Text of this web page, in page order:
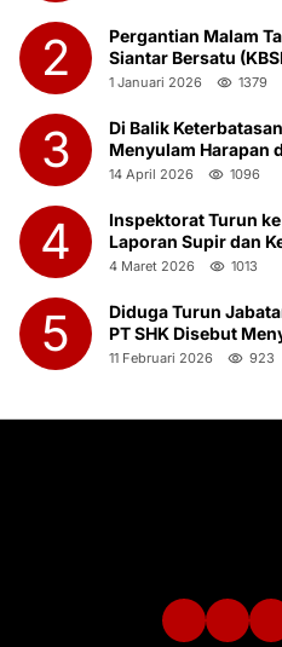
2
Pergantian Malam
Siantar Bersatu
1 Januari 2026 1379
3
Di Balik
Menyulam Harapan
Terlupakan
14 April 2026 1096
4
Inspektorat Turun
Laporan Supir dan
Botot Saat Jam Kerja
4 Maret 2026 1013
5
Diduga Turun
PT SHK Disebut
11 Februari 2026 923